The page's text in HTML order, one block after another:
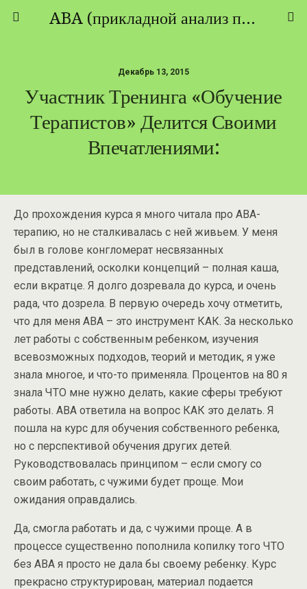
ABA (прикладной анализ поведения) - ТЕОРИЯ И ПРАКТИКА
Декабрь 13, 2015
Участник Тренинга «Обучение
Терапистов» Делится Своими
Впечатлениями:
До прохождения курса я много читала про АВА-
терапию, но не сталкивалась с ней живьем. У меня
был в голове конгломерат несвязанных
представлений, осколки концепций – полная каша,
если вкратце. Я долго дозревала до курса, и очень
рада, что дозрела. В первую очередь хочу отметить,
что для меня АВА – это инструмент КАК. За несколько
лет работы с собственным ребенком, изучения
всевозможных подходов, теорий и методик, я уже
знала многое, и что-то применяла. Процентов на 80 я
знала ЧТО мне нужно делать, какие сферы требуют
работы. АВА ответила на вопрос КАК это делать. Я
пошла на курс для обучения собственного ребенка,
но с перспективой обучения других детей.
Руководствовалась принципом – если смогу со
своим работать, с чужими будет проще. Мои
ожидания оправдались.
Да, смогла работать и да, с чужими проще. А в
процессе существенно пополнила копилку того ЧТО
без АВА я просто не дала бы своему ребенку. Курс
прекрасно структурирован, материал подается